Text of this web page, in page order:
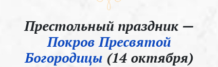
Престольный праздник —
Покров Пресвятой
Богородицы (14 октября)